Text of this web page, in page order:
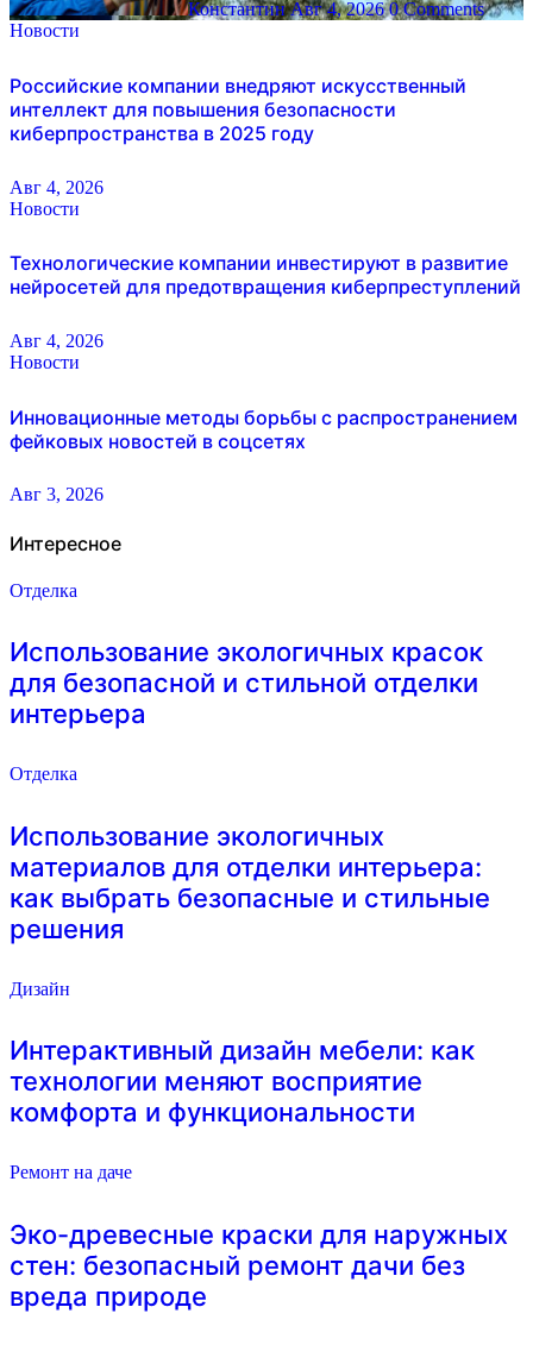
КонстантинАвг 4, 2026 0 Comments
Новости
Российские компании внедряют искусственный
интеллект для повышения безопасности
киберпространства в 2025 году
Авг 4, 2026
Новости
Технологические компании инвестируют в развитие
нейросетей для предотвращения киберпреступлений
Авг 4, 2026
Новости
Инновационные методы борьбы с распространением
фейковых новостей в соцсетях
Авг 3, 2026
Интересное
Отделка
Использование экологичных красок
для безопасной и стильной отделки
интерьера
Отделка
Использование экологичных
материалов для отделки интерьера:
как выбрать безопасные и стильные
решения
Дизайн
Интерактивный дизайн мебели: как
технологии меняют восприятие
комфорта и функциональности
Ремонт на даче
Эко-древесные краски для наружных
стен: безопасный ремонт дачи без
вреда природе